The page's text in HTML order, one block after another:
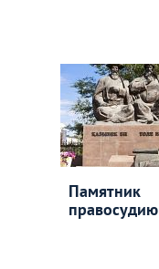
Памятник
правосудию